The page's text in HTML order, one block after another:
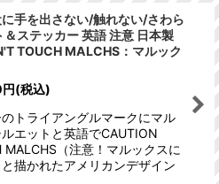
手を出さない/触れない/さわら
ステッカー 英語 注意 日本製
TOUCH MALCHS：マルック
円(税込)
トライアングルマークにマル
エットと英語でCAUTION
（注意！マルックスに
描かれたアメリカンデザイン
…